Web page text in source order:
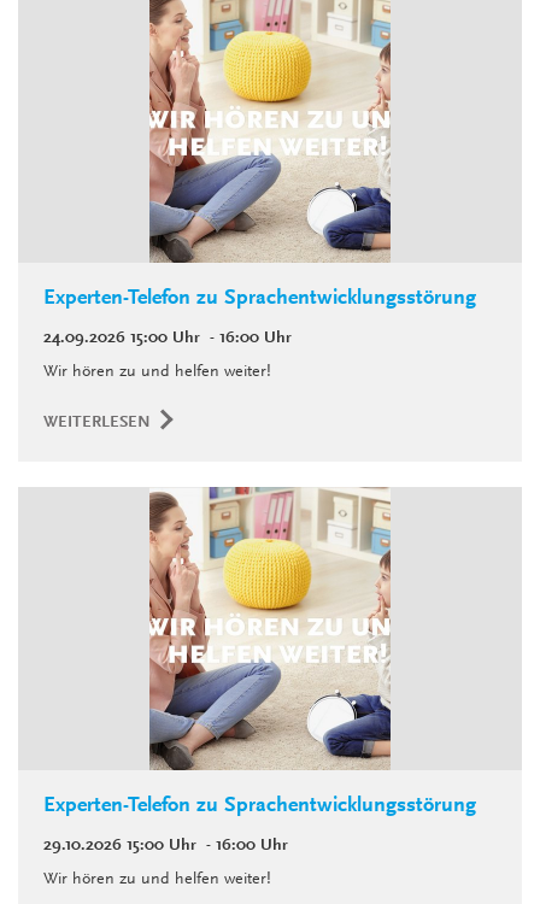
Experten-Telefon zu Sprachentwicklungsstörung
24.09.2026 15:00 Uhr - 16:00 Uhr
Wir hören zu und helfen weiter!
WEITERLESEN
Experten-Telefon zu Sprachentwicklungsstörung
29.10.2026 15:00 Uhr - 16:00 Uhr
Wir hören zu und helfen weiter!